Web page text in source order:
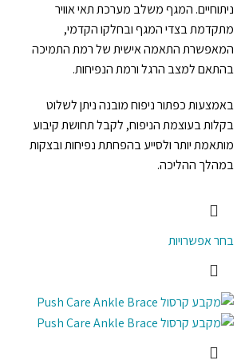
ניתוחיים. המגף משלב מערכת תאי אוויר
מתקדמת בצדי המגף ובחלקו הקדמי,
המאפשרת התאמה אישית של רמת התמיכה
בהתאם למצב הרגל ורמת הנפיחות.
באמצעות כפתור ניפוח מובנה ניתן לשלוט
בקלות בעוצמת הניפוח, לקבל תחושת קיבוע
מותאמת יותר ולסייע בהפחתת נפיחות ובצקות
במהלך ההליכה.
בחר אפשרויות